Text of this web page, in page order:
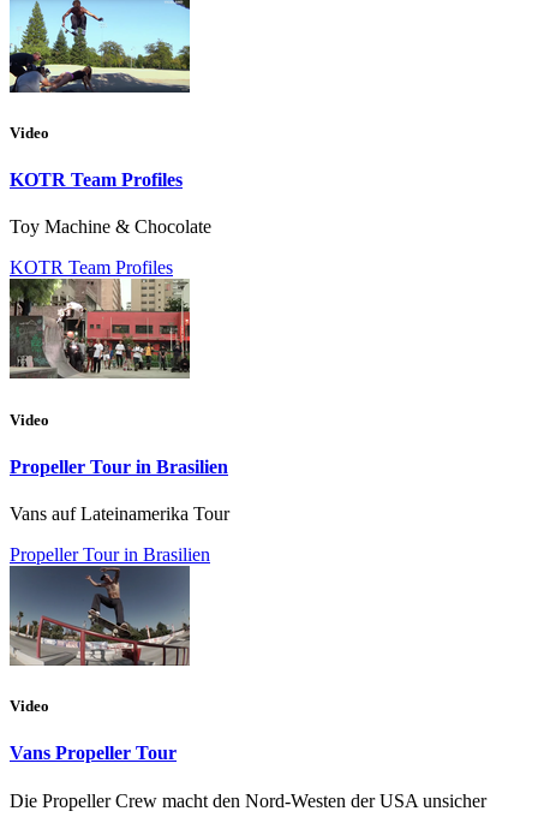
Video
KOTR Team Profiles
Toy Machine & Chocolate
KOTR Team Profiles
Video
Propeller Tour in Brasilien
Vans auf Lateinamerika Tour
Propeller Tour in Brasilien
Video
Vans Propeller Tour
Die Propeller Crew macht den Nord-Westen der USA unsicher